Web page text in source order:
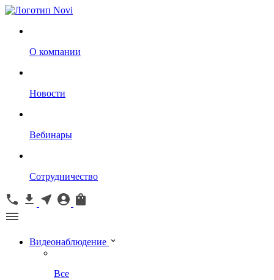
О компании
Новости
Вебинары
Сотрудничество
Видеонаблюдение
Все